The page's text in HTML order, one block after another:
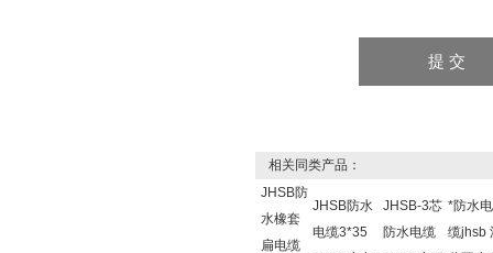
相关同类产品：
JHSB防
水橡套
扁电缆
JHSB防水
电缆3*35
JHSB-3芯
防水电缆
*防水电
缆jhsb